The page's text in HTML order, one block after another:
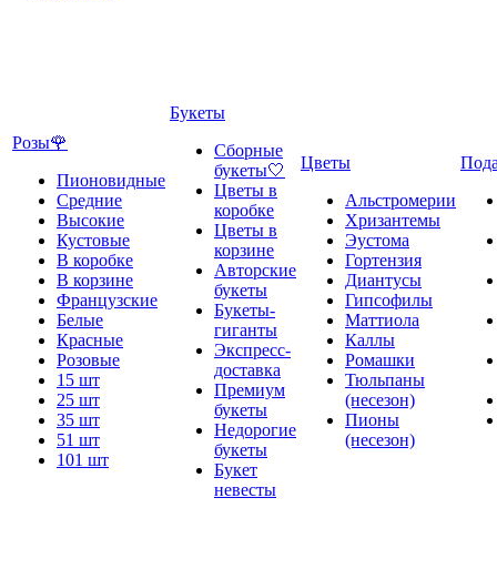
Розы🌹
Пионовидные
Средние
Высокие
Кустовые
В коробке
В корзине
Французские
Белые
Красные
Розовые
15 шт
25 шт
35 шт
51 шт
101 шт
Букеты
Сборные
букеты🤍
Цветы в
коробке
Цветы в
корзине
Авторские
букеты
Букеты-
гиганты
Экспресс-
доставка
Премиум
букеты
Недорогие
букеты
Букет
невесты
Цветы
Альстромерии
Хризантемы
Эустома
Гортензия
Диантусы
Гипсофилы
Маттиола
Каллы
Ромашки
Тюльпаны
(несезон)
Пионы
(несезон)